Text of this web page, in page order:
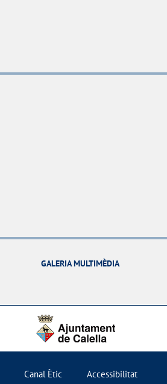
GALERIA MULTIMÈDIA
Canal Ètic Accessibilitat